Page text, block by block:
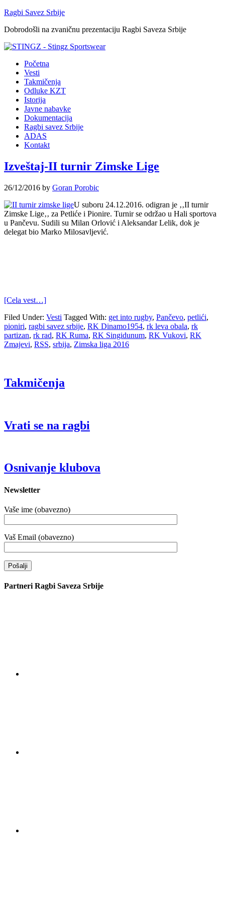
Ragbi Savez Srbije
Dobrodošli na zvaničnu prezentaciju Ragbi Saveza Srbije
Početna
Vesti
Takmičenja
Odluke KZT
Istorija
Javne nabavke
Dokumentacija
Ragbi savez Srbije
ADAS
Kontakt
Izveštaj-II turnir Zimske Lige
26/12/2016 by Goran Porobic
U suboru 24.12.2016. odigran je ‚‚II turnir
Zimske Lige‚‚ za Petliće i Pionire. Turnir se održao u Hali sportova
u Pančevu. Sudili su Milan Orlović i Aleksandar Lelik, dok je
delegat bio Marko Milosavljević.
[Cela vest…]
Filed Under: Vesti Tagged With: get into rugby, Pančevo, petlići,
pioniri, ragbi savez srbije, RK Dinamo1954, rk leva obala, rk
partizan, rk rad, RK Ruma, RK Singidunum, RK Vukovi, RK
Zmajevi, RSS, srbija, Zimska liga 2016
Takmičenja
Vrati se na ragbi
Osnivanje klubova
Newsletter
Vaše ime (obavezno)
Vaš Email (obavezno)
Partneri Ragbi Saveza Srbije